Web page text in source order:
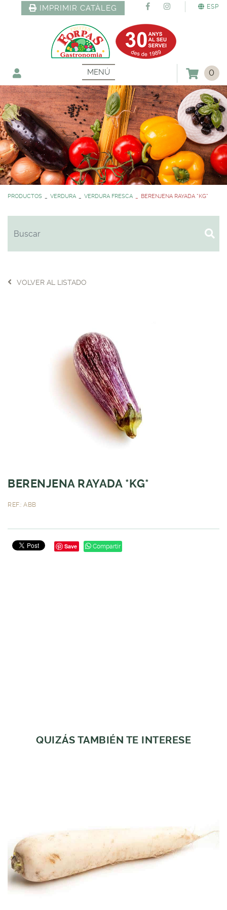
ESP
IMPRIMIR CATÀLEG
MENÚ 0
PRODUCTOS VERDURA VERDURA FRESCA BERENJENA RAYADA *KG*
VOLVER AL LISTADO
BERENJENA RAYADA *KG*
REF.: ABB
Save Compartir
QUIZÁS TAMBIÉN TE INTERESE